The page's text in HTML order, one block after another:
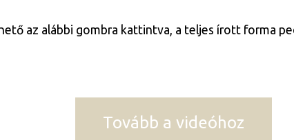
az alábbi gombra kattintva, a teljes írott forma
Tovább a videóhoz